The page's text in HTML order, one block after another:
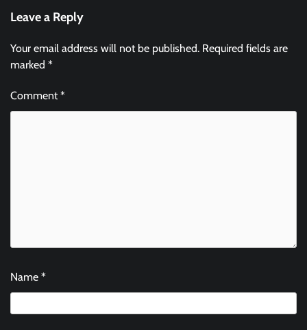
Leave a Reply
Your email address will not be published. Required fields are
marked *
Comment*
Name *